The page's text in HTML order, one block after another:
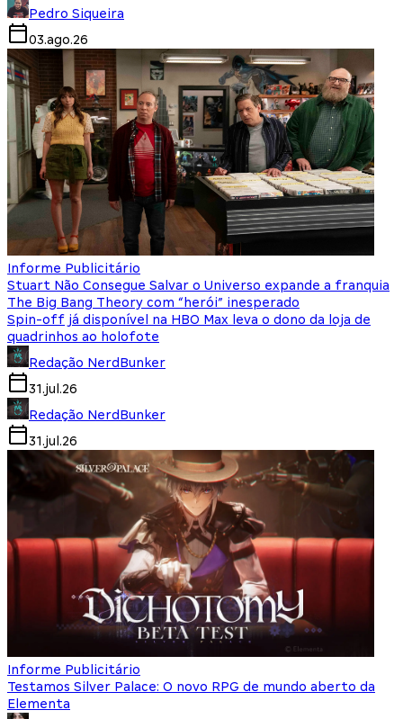
Pedro Siqueira
03.ago.26
Informe Publicitário
Stuart Não Consegue Salvar o Universo expande a franquia
The Big Bang Theory com “herói” inesperado
Spin-off já disponível na HBO Max leva o dono da loja de
quadrinhos ao holofote
Redação NerdBunker
31.jul.26
Redação NerdBunker
31.jul.26
Informe Publicitário
Testamos Silver Palace: O novo RPG de mundo aberto da
Elementa